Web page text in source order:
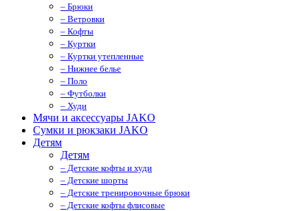
– Брюки
– Ветровки
– Кофты
– Куртки
– Куртки утепленные
– Нижнее белье
– Поло
– Футболки
– Худи
Мячи и аксессуары JAKO
Сумки и рюкзаки JAKO
Детям
Детям
– Детские кофты и худи
– Детские шорты
– Детские тренировочные брюки
– Детские кофты флисовые